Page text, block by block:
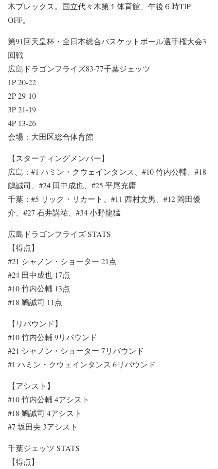
木ブレックス。国立代々木第１体育館、午後６時TIP
OFF。
第91回天皇杯・全日本総合バスケットボール選手権大会3
回戦
広島ドラゴンフライズ83-77千葉ジェッツ
1P 20-22
2P 29-10
3P 21-19
4P 13-26
会場：大田区総合体育館
【スターティングメンバー】
広島：#1 ハミン・クウェインタンス、#10 竹内公輔、#18
鵤誠司、#24 田中成也、#25 平尾充庸
千葉：#5 リック・リカート、#11 西村文男、#12 岡田優
介、#27 石井講祐、#34 小野龍猛
広島ドラゴンフライズ STATS
【得点】
#21 シャノン・ショーター 21点
#24 田中成也 17点
#10 竹内公輔 13点
#18 鵤誠司 11点
【リバウンド】
#10 竹内公輔 9リバウンド
#21 シャノン・ショーター 7リバウンド
#1 ハミン・クウェインタンス 6リバウンド
【アシスト】
#10 竹内公輔 4アシスト
#18 鵤誠司 4アシスト
#7 坂田央 3アシスト
千葉ジェッツ STATS
【得点】